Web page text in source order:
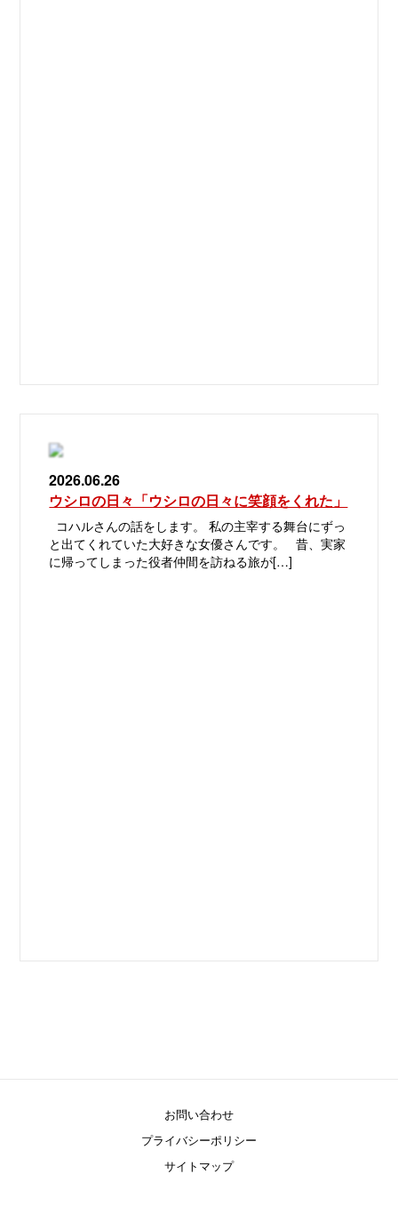
2026.06.26
ウシロの日々「ウシロの日々に笑顔をくれた」
コハルさんの話をします。 私の主宰する舞台にずっ
と出てくれていた大好きな女優さんです。 昔、実家
に帰ってしまった役者仲間を訪ねる旅が[…]
お問い合わせ
プライバシーポリシー
サイトマップ